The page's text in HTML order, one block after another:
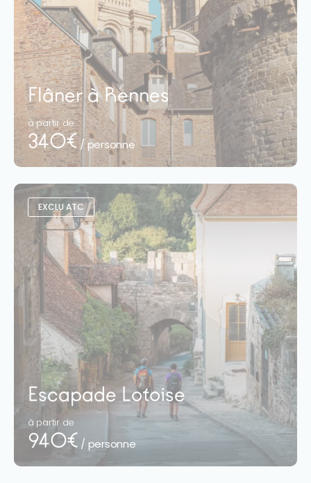
Flâner à Rennes
à partir de
340€ / personne
EXCLU ATC
Escapade Lotoise
à partir de
940€ / personne